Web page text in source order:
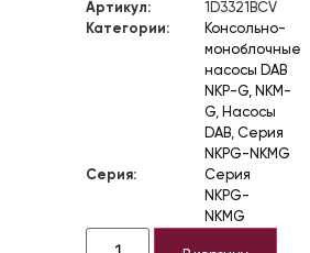
Артикул:
1D3321BCV
Категории:
Консольно-
моноблочные
насосы DAB
NKP-G, NKM-
G, Насосы
DAB, Серия
NKPG-NKMG
Серия:
Серия
NKPG-
NKMG